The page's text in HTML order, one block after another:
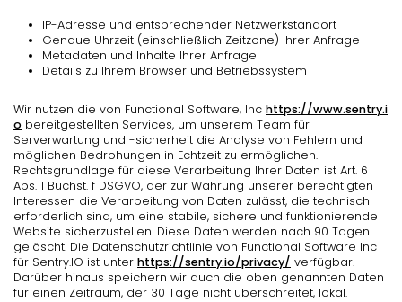
IP-Adresse und entsprechender Netzwerkstandort
Genaue Uhrzeit (einschließlich Zeitzone) Ihrer Anfrage
Metadaten und Inhalte Ihrer Anfrage
Details zu Ihrem Browser und Betriebssystem
Wir nutzen die von Functional Software, Inc https://www.sentry.i
o bereitgestellten Services, um unserem Team für
Serverwartung und -sicherheit die Analyse von Fehlern und
möglichen Bedrohungen in Echtzeit zu ermöglichen.
Rechtsgrundlage für diese Verarbeitung Ihrer Daten ist Art. 6
Abs. 1 Buchst. f DSGVO, der zur Wahrung unserer berechtigten
Interessen die Verarbeitung von Daten zulässt, die technisch
erforderlich sind, um eine stabile, sichere und funktionierende
Website sicherzustellen. Diese Daten werden nach 90 Tagen
gelöscht. Die Datenschutzrichtlinie von Functional Software Inc
für Sentry.IO ist unter https://sentry.io/privacy/ verfügbar.
Darüber hinaus speichern wir auch die oben genannten Daten
für einen Zeitraum, der 30 Tage nicht überschreitet, lokal.